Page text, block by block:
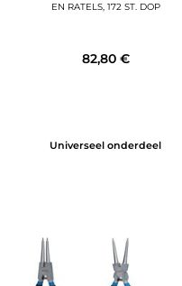
EN RATELS, 172 ST. DOP
82,80 €
Universeel onderdeel